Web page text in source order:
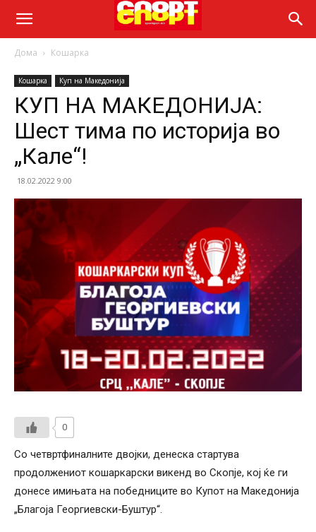
Дома Кошарка
Кошарка Куп на Македонија
КУП НА МАКЕДОНИЈА:
Шест тима по историја во
„Кале“!
18.02.2022 9:00
0
Со четвртфиналните двојки, денеска стартува
продолжениот кошаркарски викенд во Скопје, кој ќе ги
донесе имињата на победниците во Купот на Македонија
„Благоја Георгиевски-Буштур“.